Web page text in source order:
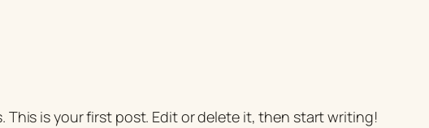
This is your first post. Edit or delete it, then start writing!